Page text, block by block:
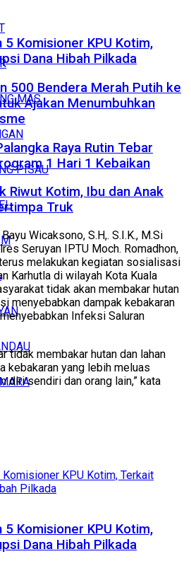
MAS
PISAU
5 Komisioner KPU Kotim,
Dana Hibah Pilkada
500 Bendera Merah Putih ke
Ajakan Menumbuhkan
Raya Rutin Tebar
1 Hari 1 Kebaikan
Riwut Kotim, Ibu dan Anak
Truk
Wicaksono, S.H,. S.I.K., M.Si
Seruyan IPTU Moch. Romadhon,
melakukan kegiatan sosialisasi
Karhutla di wilayah Kota Kuala
tidak akan membakar hutan
menyebabkan dampak kebakaran
Infeksi Saluran
tidak membakar hutan dan lahan
kebakaran yang lebih meluas
diri sendiri dan orang lain,” kata
5 Komisioner KPU Kotim,
Dana Hibah Pilkada